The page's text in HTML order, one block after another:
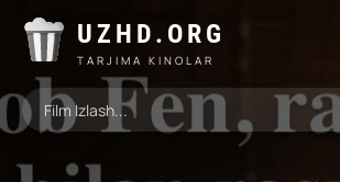
UZHD.ORG
TARJIMA KINOLAR